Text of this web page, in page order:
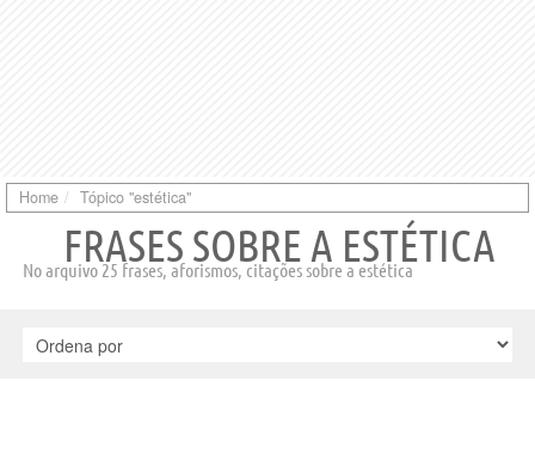
Home Tópico "estética"
FRASES SOBRE A ESTÉTICA
No arquivo 25 frases, aforismos, citações sobre a estética